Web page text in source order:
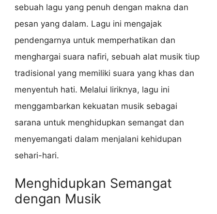
sebuah lagu yang penuh dengan makna dan
pesan yang dalam. Lagu ini mengajak
pendengarnya untuk memperhatikan dan
menghargai suara nafiri, sebuah alat musik tiup
tradisional yang memiliki suara yang khas dan
menyentuh hati. Melalui liriknya, lagu ini
menggambarkan kekuatan musik sebagai
sarana untuk menghidupkan semangat dan
menyemangati dalam menjalani kehidupan
sehari-hari.
Menghidupkan Semangat
dengan Musik